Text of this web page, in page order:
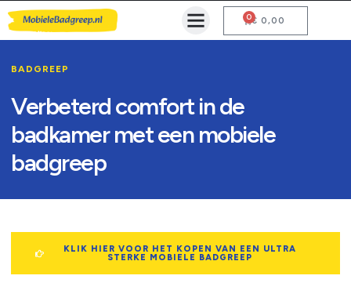
€ 0,00
0
BADGREEP
Verbeterd comfort in de
badkamer met een mobiele
badgreep
KLIK HIER VOOR HET KOPEN VAN EEN ULTRA
STERKE MOBIELE BADGREEP